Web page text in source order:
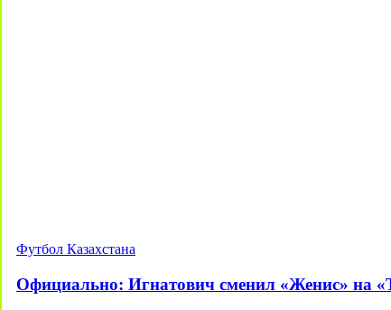
Футбол Казахстана
Официально: Игнатович сменил «Женис» на